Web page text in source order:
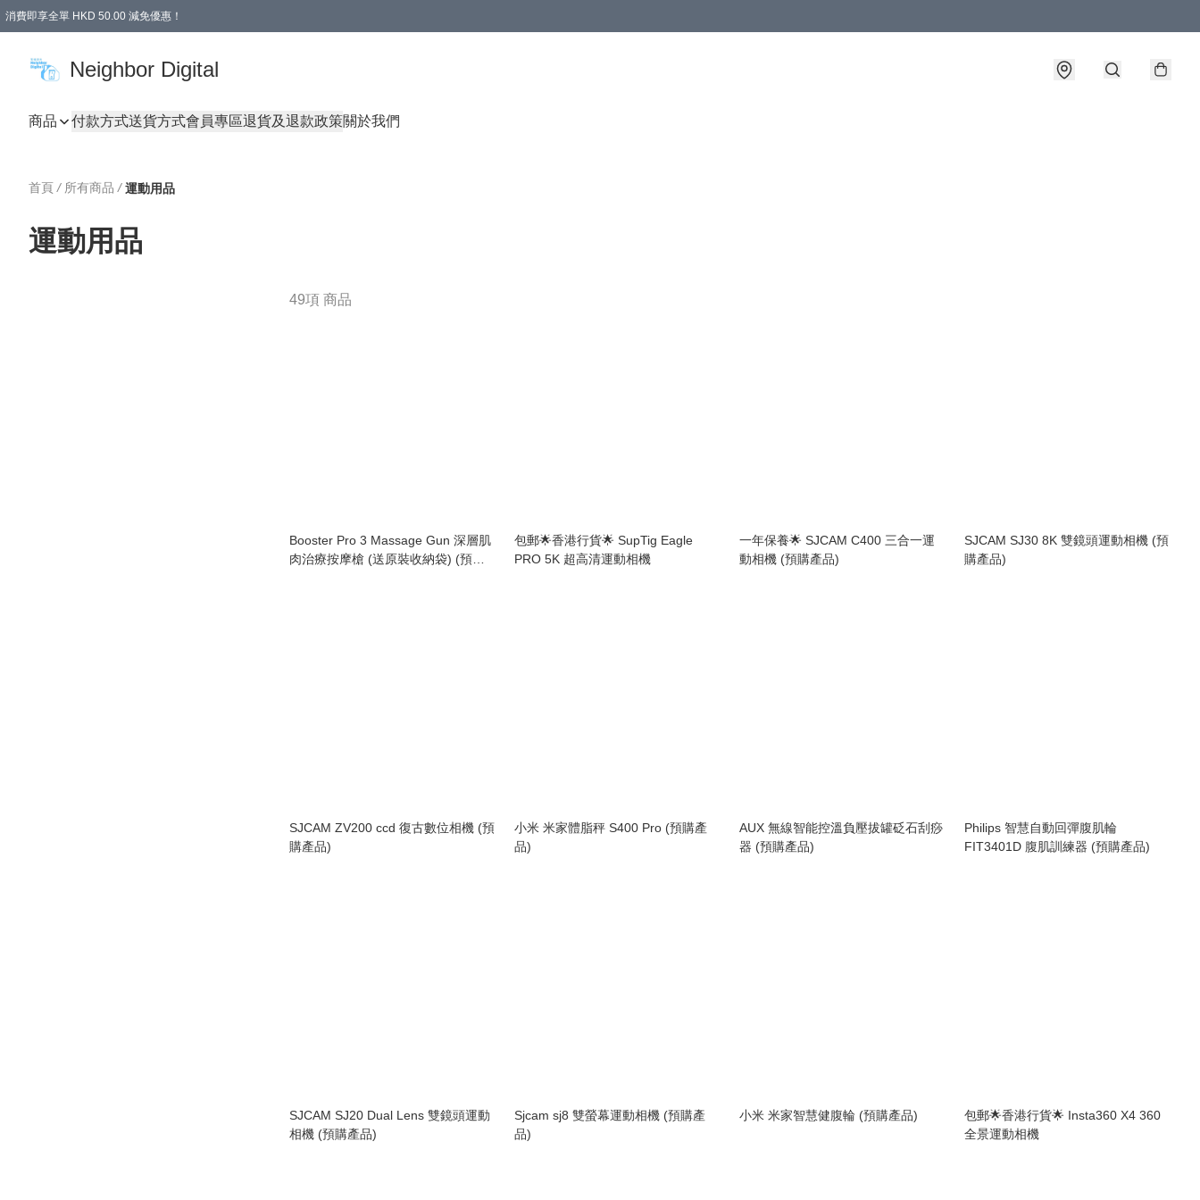
消費即享全單 HKD 50.00 減免優惠！
Neighbor Digital
商品 付款方式送貨方式會員專區退貨及退款政策關於我們
首頁 / 所有商品 / 運動用品
運動用品
49項 商品
Booster Pro 3 Massage Gun 深層肌
肉治療按摩槍 (送原裝收納袋) (預購
包郵🌟香港行貨🌟 SupTig Eagle
PRO 5K 超高清運動相機
一年保養🌟 SJCAM C400 三合一運
動相機 (預購產品)
SJCAM SJ30 8K 雙鏡頭運動相機 (預
購產品)
SJCAM ZV200 ccd 復古數位相機 (預
購產品)
小米 米家體脂秤 S400 Pro (預購產
品)
AUX 無線智能控溫負壓拔罐砭石刮痧
器 (預購產品)
Philips 智慧自動回彈腹肌輪
FIT3401D 腹肌訓練器 (預購產品)
SJCAM SJ20 Dual Lens 雙鏡頭運動
相機 (預購產品)
Sjcam sj8 雙螢幕運動相機 (預購產
品)
小米 米家智慧健腹輪 (預購產品)
包郵🌟香港行貨🌟 Insta360 X4 360
全景運動相機